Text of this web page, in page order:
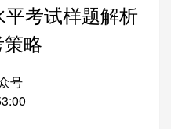
考试样题解析
略
号